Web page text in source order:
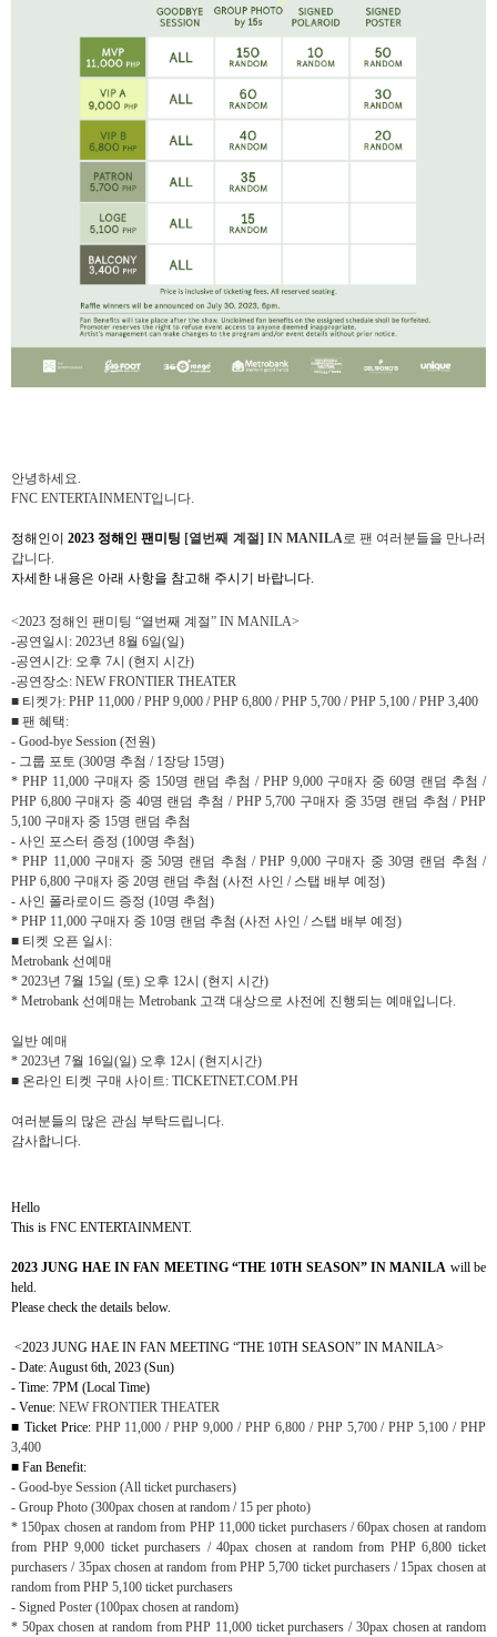
안녕하세요.
FNC ENTERTAINMENT입니다.
정해인이2023 정해인 팬미팅 [열번째 계절] IN MANILA로 팬 여러분들을 만나러
갑니다.
자세한 내용은 아래 사항을 참고해 주시기 바랍니다.
<2023 정해인 팬미팅 “열번째 계절” IN MANILA>
-공연일시 : 2023년 8월 6일(일)
-공연시간: 오후 7시 (현지 시간)
-공연장소: NEW FRONTIER THEATER
■ 티켓가: PHP 11,000 / PHP 9,000 / PHP 6,800 / PHP 5,700 / PHP 5,100 / PHP 3,400
■ 팬 혜택:
- Good-bye Session (전원)
- 그룹 포토 (300명 추첨 / 1장당 15명)
* PHP 11,000 구매자 중 150명 랜덤 추첨 / PHP 9,000 구매자 중 60명 랜덤 추첨 /
PHP 6,800 구매자 중 40명 랜덤 추첨 / PHP 5,700 구매자 중35명 랜덤 추첨/ PHP
5,100 구매자 중 15명 랜덤 추첨
- 사인 포스터 증정 (100명 추첨)
* PHP 11,000 구매자 중 50명 랜덤 추첨 / PHP 9,000 구매자 중 30명 랜덤 추첨 /
PHP 6,800 구매자 중 20명 랜덤 추첨 (사전 사인 / 스탭 배부 예정)
- 사인 폴라로이드 증정 (10명 추첨)
* PHP 11,000 구매자 중 10명 랜덤 추첨 (사전 사인 / 스탭 배부 예정)
■ 티켓 오픈 일시 :
Metrobank 선예매
* 2023년 7월 15일 (토) 오후 12시 (현지 시간)
* Metrobank 선예매는 Metrobank 고객 대상으로 사전에 진행되는 예매입니다.
일반 예매
* 2023년 7월 16일(일) 오후 12시 (현지시간)
■ 온라인 티켓 구매 사이트: TICKETNET.COM.PH
여러분들의 많은 관심 부탁드립니다.
감사합니다.
Hello
This is FNC ENTERTAINMENT.
2023 JUNG HAE IN FAN MEETING “THE 10TH SEASON” IN MANILA will be
held.
Please check the details below.
<2023 JUNG HAE IN FAN MEETING “THE 10TH SEASON” IN MANILA>
- Date: August 6th, 2023 (Sun)
- Time: 7PM (Local Time)
- Venue: NEW FRONTIER THEATER
■ Ticket Price: PHP 11,000 / PHP 9,000 / PHP 6,800 / PHP 5,700 / PHP 5,100 / PHP
3,400
■ Fan Benefit:
- Good-bye Session (All ticket purchasers)
- Group Photo (300pax chosen at random / 15 per photo)
* 150pax chosen at random from PHP 11,000 ticket purchasers / 60pax chosen at random
from PHP 9,000 ticket purchasers / 40pax chosen at random from PHP 6,800 ticket
purchasers / 35pax chosen at random from PHP 5,700 ticket purchasers / 15pax chosen at
random from PHP 5,100 ticket purchasers
- Signed Poster (100pax chosen at random)
* 50pax chosen at random from PHP 11,000 ticket purchasers / 30pax chosen at random